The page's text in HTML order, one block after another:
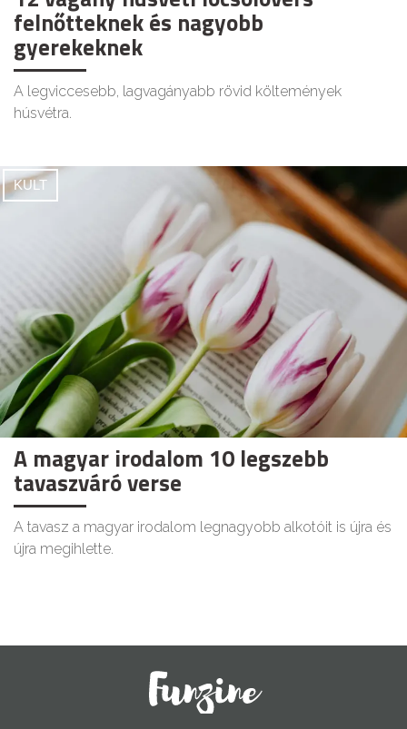
felnőtteknek és nagyobb
gyerekeknek
A legviccesebb, lagvagányabb rövid költemények
húsvétra.
KULT
A magyar irodalom 10 legszebb
tavaszváró verse
A tavasz a magyar irodalom legnagyobb alkotóit is újra és
újra megihlette.